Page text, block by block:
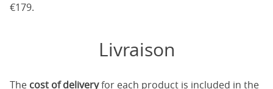
€179.
Livraison
The cost of deliveryfor each product is included in the